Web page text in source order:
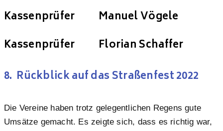
Kassenprüfer Manuel Vögele
Kassenprüfer Florian Schaffer
8. Rückblick auf das Straßenfest 2022
Die Vereine haben trotz gelegentlichen Regens gute
Umsätze gemacht. Es zeigte sich, dass es richtig war,